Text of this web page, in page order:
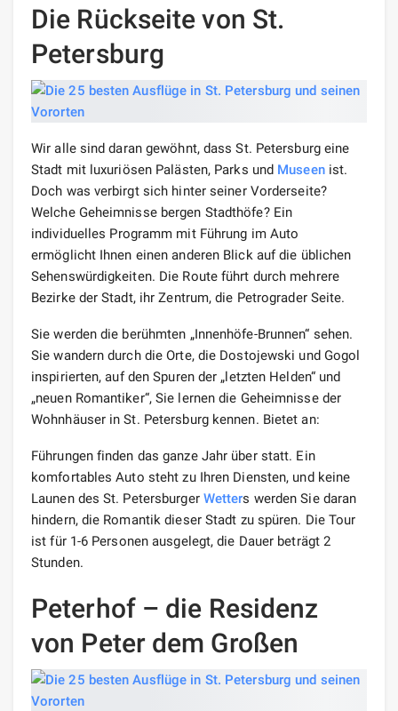
Die Rückseite von St.
Petersburg
Wir alle sind daran gewöhnt, dass St. Petersburg eine
Stadt mit luxuriösen Palästen, Parks und Museenist.
Doch was verbirgt sich hinter seiner Vorderseite?
Welche Geheimnisse bergen Stadthöfe? Ein
individuelles Programm mit Führung im Auto
ermöglicht Ihnen einen anderen Blick auf die üblichen
Sehenswürdigkeiten. Die Route führt durch mehrere
Bezirke der Stadt, ihr Zentrum, die Petrograder Seite.
Sie werden die berühmten „Innenhöfe-Brunnen“ sehen.
Sie wandern durch die Orte, die Dostojewski und Gogol
inspirierten, auf den Spuren der „letzten Helden“ und
„neuen Romantiker“, Sie lernen die Geheimnisse der
Wohnhäuser in St. Petersburg kennen. Bietet an:
Führungen finden das ganze Jahr über statt. Ein
komfortables Auto steht zu Ihren Diensten, und keine
Launen des St. Petersburger Wetters werden Sie daran
hindern, die Romantik dieser Stadt zu spüren. Die Tour
ist für 1-6 Personen ausgelegt, die Dauer beträgt 2
Stunden.
Peterhof – die Residenz
von Peter dem Großen